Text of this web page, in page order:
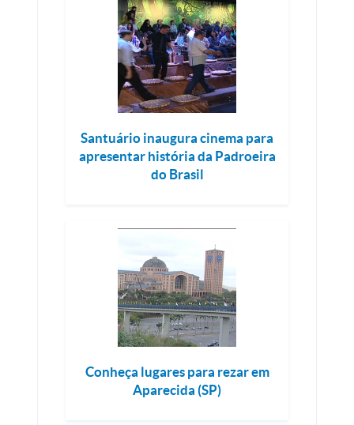
Santuário inaugura cinema para
apresentar história da Padroeira
do Brasil
Conheça lugares para rezar em
Aparecida (SP)